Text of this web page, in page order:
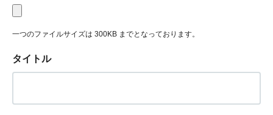
一つのファイルサイズは 300KB までとなっております。
タイトル